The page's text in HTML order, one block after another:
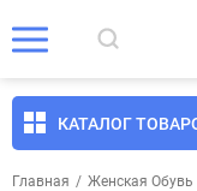
КАТАЛОГ
Главная / Женская Обувь